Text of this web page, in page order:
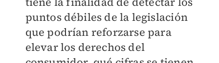
puntos débiles de la legislación
que podrían reforzarse para
elevar los derechos del